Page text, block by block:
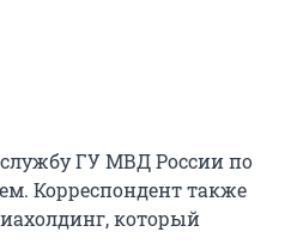
ГУ МВД России по
Корреспондент также
который